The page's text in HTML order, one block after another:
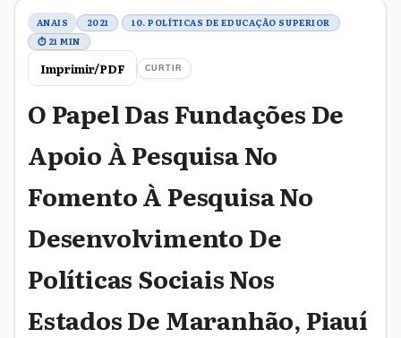
Metadados do trabalho
ANAIS 2021
10. POLÍTICAS DE EDUCAÇÃO SUPERIOR
⏱ 21 MIN
Imprimir/PDF CURTIR
O Papel Das Fundações De
Apoio À Pesquisa No
Fomento À Pesquisa No
Desenvolvimento De
Políticas Sociais Nos
Estados De Maranhão, Piauí